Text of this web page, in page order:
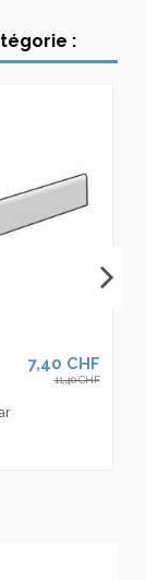
:
7,40 CHF
11,40 CHF